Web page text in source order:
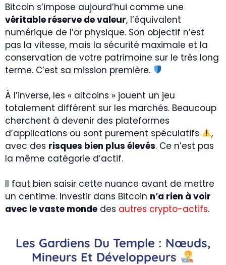
Bitcoin s’impose aujourd’hui comme une
véritable réserve de valeur, l’équivalent
numérique de l’or physique. Son objectif n’est
pas la vitesse, mais la sécurité maximale et la
conservation de votre patrimoine sur le très long
terme. C’est sa mission première.
À l’inverse, les « altcoins » jouent un jeu
totalement différent sur les marchés. Beaucoup
cherchent à devenir des plateformes
d’applications ou sont purement spéculatifs
,
avec des risques bien plus élevés. Ce n’est pas
la même catégorie d’actif.
Il faut bien saisir cette nuance avant de mettre
un centime. Investir dans Bitcoin n’a rien à voir
avec le vaste monde des autres crypto-actifs.
Les Gardiens Du Temple : Nœuds,
Mineurs Et Développeurs